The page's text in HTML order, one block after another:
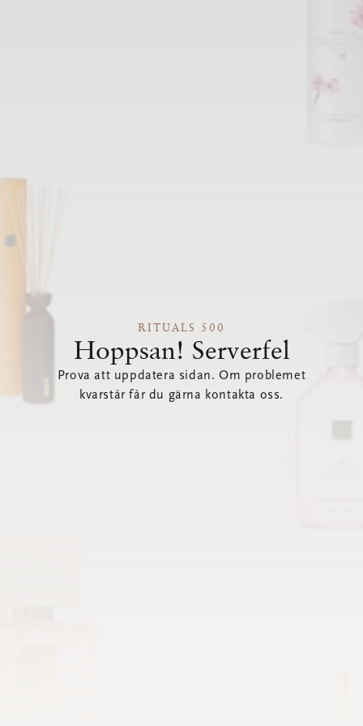
RITUALS 500
Hoppsan! Serverfel
Prova att uppdatera sidan. Om problemet
kvarstår får du gärna kontakta oss.